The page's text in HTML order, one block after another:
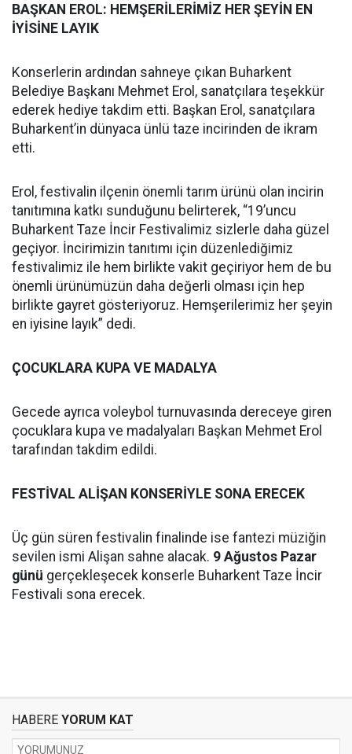
BAŞKAN EROL: HEMŞERİLERİMİZ HER ŞEYİN EN
İYİSİNE LAYIK
Konserlerin ardından sahneye çıkan Buharkent
Belediye Başkanı Mehmet Erol, sanatçılara teşekkür
ederek hediye takdim etti. Başkan Erol, sanatçılara
Buharkent’in dünyaca ünlü taze incirinden de ikram
etti.
Erol, festivalin ilçenin önemli tarım ürünü olan incirin
tanıtımına katkı sunduğunu belirterek, “19’uncu
Buharkent Taze İncir Festivalimiz sizlerle daha güzel
geçiyor. İncirimizin tanıtımı için düzenlediğimiz
festivalimiz ile hem birlikte vakit geçiriyor hem de bu
önemli ürünümüzün daha değerli olması için hep
birlikte gayret gösteriyoruz. Hemşerilerimiz her şeyin
en iyisine layık” dedi.
ÇOCUKLARA KUPA VE MADALYA
Gecede ayrıca voleybol turnuvasında dereceye giren
çocuklara kupa ve madalyaları Başkan Mehmet Erol
tarafından takdim edildi.
FESTİVAL ALİŞAN KONSERİYLE SONA ERECEK
Üç gün süren festivalin finalinde ise fantezi müziğin
sevilen ismi Alişan sahne alacak. 9 Ağustos Pazar
günü gerçekleşecek konserle Buharkent Taze İncir
Festivali sona erecek.
HABERE YORUM KAT